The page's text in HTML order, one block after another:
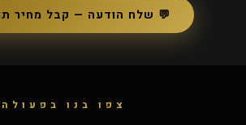
💬 שלח הודעה — קבל מחיר
צפו בנו בפעולה